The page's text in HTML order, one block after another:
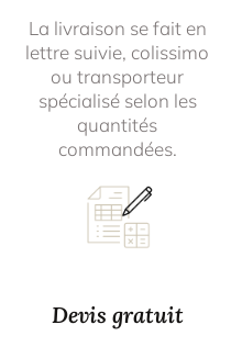
La livraison se fait en
lettre suivie, colissimo
ou transporteur
spécialisé selon les
quantités
commandées.
Devis gratuit